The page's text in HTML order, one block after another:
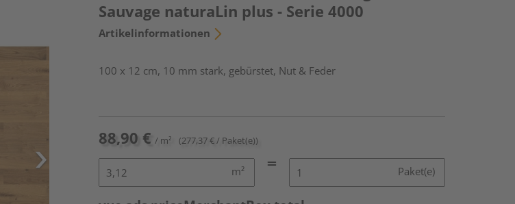
Sauvage naturaLin plus - Serie 4000
Artikelinformationen
100 x 12 cm, 10 mm stark, gebürstet, Nut & Feder
88,90 € / m² (277,37 € / Paket(e))
m² Paket(e)